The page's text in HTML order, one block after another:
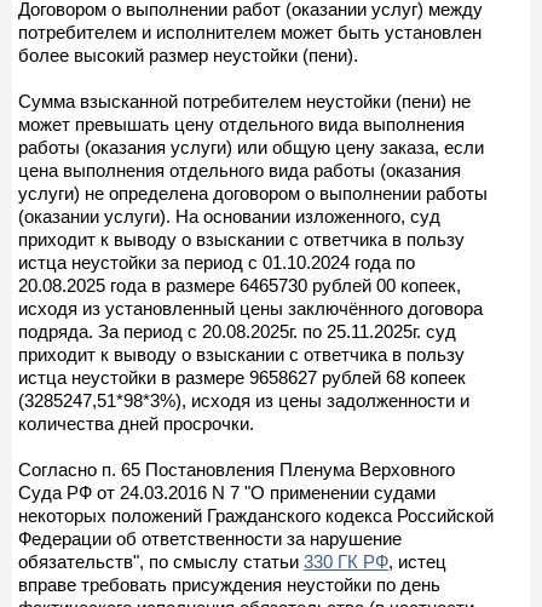
Договором о выполнении работ (оказании услуг) между
потребителем и исполнителем может быть установлен
более высокий размер неустойки (пени).
Сумма взысканной потребителем неустойки (пени) не
может превышать цену отдельного вида выполнения
работы (оказания услуги) или общую цену заказа, если
цена выполнения отдельного вида работы (оказания
услуги) не определена договором о выполнении работы
(оказании услуги). На основании изложенного, суд
приходит к выводу о взыскании с ответчика в пользу
истца неустойки за период с 01.10.2024 года по
20.08.2025 года в размере 6465730 рублей 00 копеек,
исходя из установленный цены заключённого договора
подряда. За период с 20.08.2025г. по 25.11.2025г. суд
приходит к выводу о взыскании с ответчика в пользу
истца неустойки в размере 9658627 рублей 68 копеек
(3285247,51*98*3%), исходя из цены задолженности и
количества дней просрочки.
Согласно п. 65 Постановления Пленума Верховного
Суда РФ от 24.03.2016 N 7 "О применении судами
некоторых положений Гражданского кодекса Российской
Федерации об ответственности за нарушение
обязательств", по смыслу статьи 330 ГК РФ, истец
вправе требовать присуждения неустойки по день